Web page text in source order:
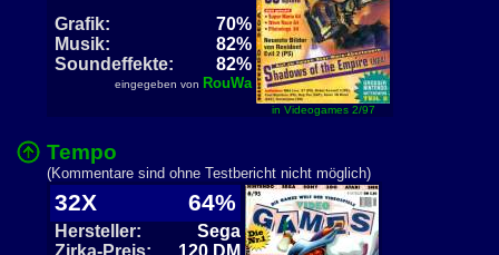
Grafik:
70%
Musik:
82%
Soundeffekte:
82%
eingegeben von RouWa
in Videogames 2/97
Tempo
(Kommentare sind ohne Testbericht nicht möglich)
32X 64%
Hersteller:
Sega
Zirka-Preis:
120 DM